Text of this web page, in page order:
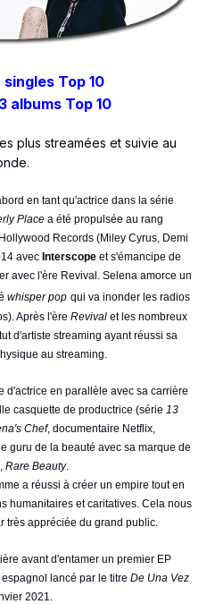
singles Top 10
3 albums Top 10
plus streamées et suivie au
en tant qu'actrice dans la série
Placea été propulsée au rang
Records (Miley Cyrus, Demi
avec Interscope et s'émancipe de
avec l'ère Revival. Selena amorce un
whisper pop qui va inonder les radios
Après l'ère Revival et les nombreux
d'artiste streaming ayant réussi sa
au streaming.
d'actrice en parallèle avec sa carrière
casquette de productrice (série 13
Chef, documentaire Netflix,
guru de la beauté avec sa marque de
Rare Beauty.
a réussi à créer un empire tout en
humanitaires et caritatives. Cela nous
très appréciée du grand public.
avant d'entamer un premier EP
lancé par le titre De Una Vez
2021.